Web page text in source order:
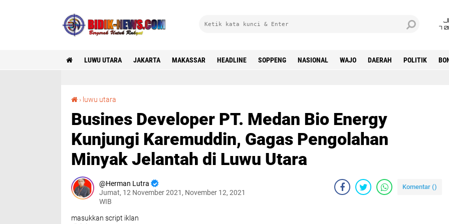
7
LUWU UTARA JAKARTA MAKASSAR HEADLINE SOPPENG NASIONAL WAJO DAERAH POLITIK
› luwu utara
Busines Developer PT. Medan Bio Energy
Kunjungi Karemuddin, Gagas Pengolahan
Minyak Jelantah di Luwu Utara
Herman Lutra
Jumat, 12 November 2021, November 12, 2021
WIB
Komentar ()
masukkan script iklan